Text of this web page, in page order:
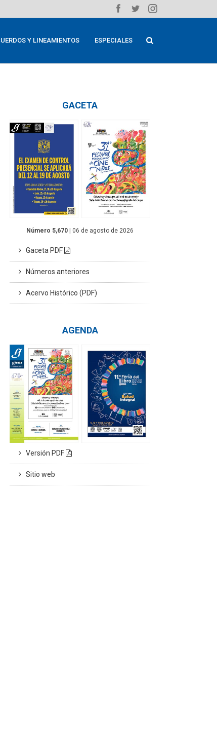
Y LINEAMIENTOS ESPECIALES
GACETA
Número 5,670 | 06 de agosto de 2026
Gaceta PDF
Números anteriores
Acervo Histórico (PDF)
AGENDA
Versión PDF
Sitio web